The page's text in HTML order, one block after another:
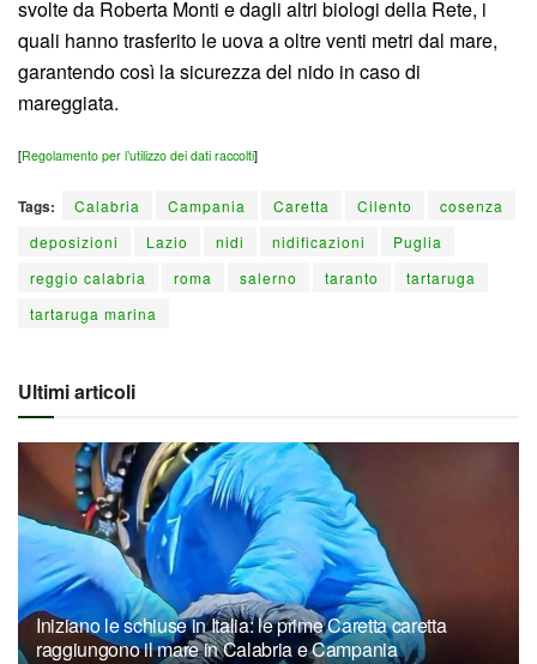
svolte da Roberta Monti e dagli altri biologi della Rete, i
quali hanno trasferito le uova a oltre venti metri dal mare,
garantendo così la sicurezza del nido in caso di
mareggiata.
[Regolamento per l’utilizzo dei dati raccolti]
Tags: Calabria Campania Caretta Cilento
cosenza
deposizioni
Lazio nidi nidificazioni
Puglia
reggio calabria
roma salerno taranto
tartaruga
tartaruga marina
Ultimi articoli
Iniziano le schiuse in Italia: le prime Caretta caretta
raggiungono il mare in Calabria e Campania